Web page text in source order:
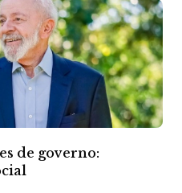
de governo: